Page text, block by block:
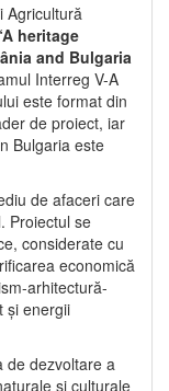
Agricultură
heritage
and Bulgaria
Interreg V-A
este format din
de proiect, iar
Bulgaria este
de afaceri care
Proiectul se
considerate cu
economică
arhitectură-
și energii
de dezvoltare a
și culturale